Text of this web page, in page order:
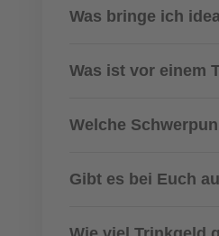
Was bringe ich
Was ist vor einem
Welche
Gibt es bei Euch